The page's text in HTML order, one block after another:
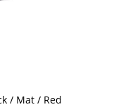
/ Mat / Red